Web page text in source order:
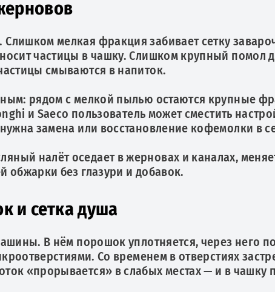
мелкая фракция забивает сетку
частицы в чашку. Слишком крупный помол
смываются в напиток.
рядом с мелкой пылью остаются крупные
и Saeco пользователь может сместить
замена или восстановление кофемолки в
налёт оседает в жерновах и каналах,
обжарки без глазури и добавок.
и сетка душа
В нём порошок уплотняется, через него
Со временем в отверстиях
«прорывается» в слабых местах — и в чашку